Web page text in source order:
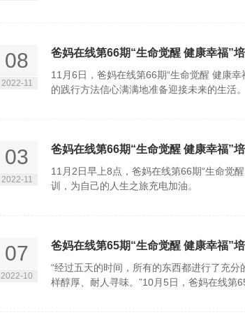
08
2022-11
爸妈在线第66期“生命觉醒 健康幸福”
11月6日，爸妈在线第66期“生命觉醒 健康
的践行方法信心满满地准备迎接未来的生活。
03
2022-11
爸妈在线第66期“生命觉醒 健康幸福”
11月2日早上8点，爸妈在线第66期“生命觉
训，为自己的人生之旅充电加油。
07
2022-10
爸妈在线第65期“生命觉醒 健康幸福”
“经过五天的时间，所有的东西都进行了充
样醇厚、耐人寻味。”10月5日，爸妈在线第